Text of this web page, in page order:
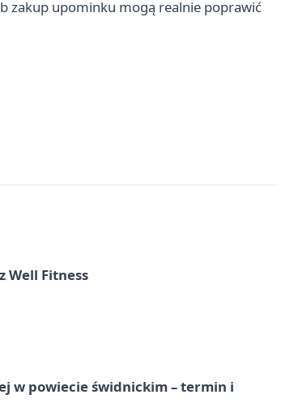
zakup upominku mogą realnie poprawić
Well Fitness
w powiecie świdnickim – termin i